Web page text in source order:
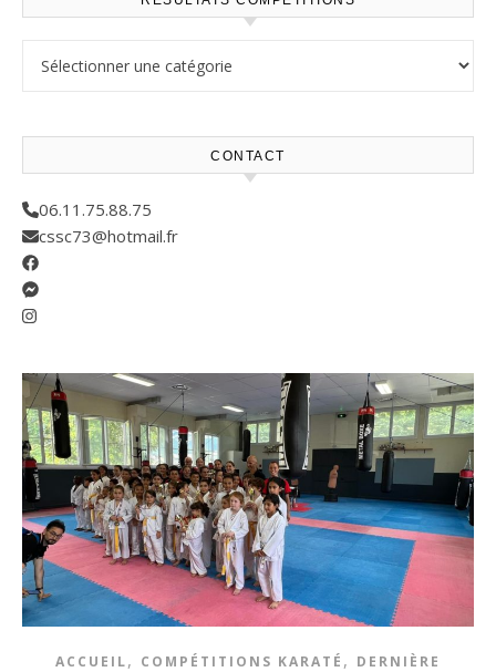
CONTACT
06.11.75.88.75
cssc73@hotmail.fr
ACCUEIL, COMPÉTITIONS KARATÉ , DERNIÈRE